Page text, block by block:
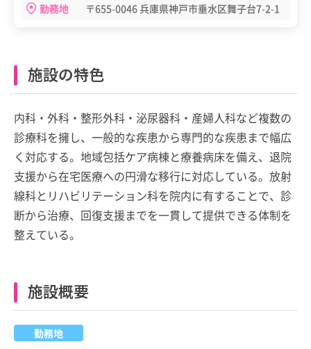
勤務地
〒655-0046 兵庫県神戸市垂水区舞子台7-2-1
施設の特色
内科・外科・整形外科・泌尿器科・産婦人科など複数の
診療科を擁し、一般的な疾患から専門的な疾患まで幅広
く対応する。地域包括ケア病棟と療養病床を備え、退院
支援から在宅医療への円滑な移行に対応している。放射
線科とリハビリテーション科を院内に有することで、診
断から治療、回復支援までを一貫して提供できる体制を
整えている。
施設概要
勤務地